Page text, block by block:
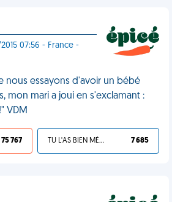
07:56 - France -
nous essayons d'avoir un bébé
mon mari a joui en s'exclamant :
VDM
75 767 TU L'AS BIEN MÉRITÉ 7 685